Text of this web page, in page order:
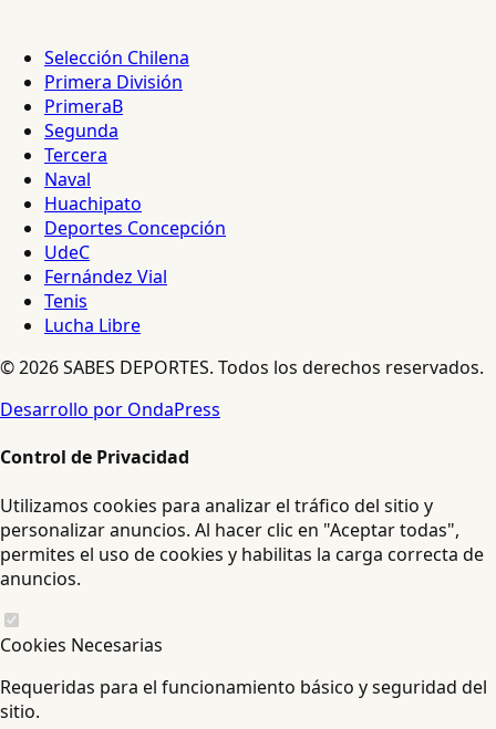
Selección Chilena
Primera División
PrimeraB
Segunda
Tercera
Naval
Huachipato
Deportes Concepción
UdeC
Fernández Vial
Tenis
Lucha Libre
© 2026 SABES DEPORTES. Todos los derechos reservados.
Desarrollo por OndaPress
Control de Privacidad
Utilizamos cookies para analizar el tráfico del sitio y
personalizar anuncios. Al hacer clic en "Aceptar todas",
permites el uso de cookies y habilitas la carga correcta de
anuncios.
Cookies Necesarias
Requeridas para el funcionamiento básico y seguridad del
sitio.